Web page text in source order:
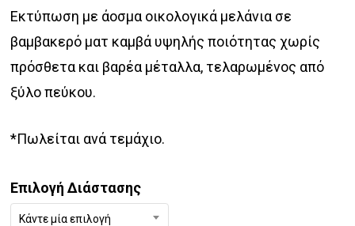
Εκτύπωση με άοσμα οικολογικά μελάνια σε
βαμβακερό ματ καμβά υψηλής ποιότητας χωρίς
πρόσθετα και βαρέα μέταλλα, τελαρωμένος από
ξύλο πεύκου.
*Πωλείται ανά τεμάχιο.
Επιλογή Διάστασης
Κάντε μία επιλογή